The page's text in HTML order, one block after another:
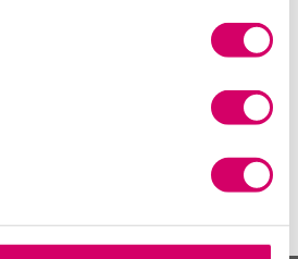
för yrkeshögskolan